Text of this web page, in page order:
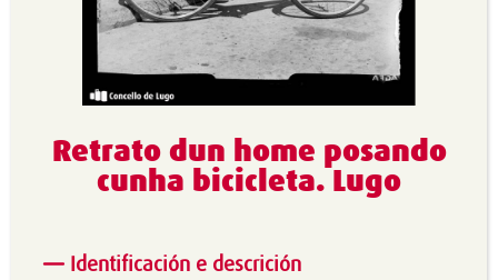
Retrato dun home posando
cunha bicicleta. Lugo
Identificación e descrición